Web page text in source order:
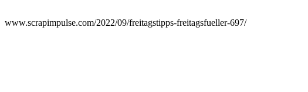
www.scrapimpulse.com/2022/09/freitagstipps-freitagsfueller-697/